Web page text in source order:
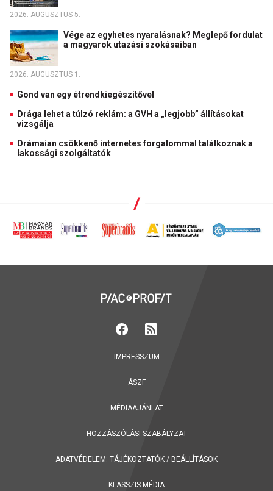
2026. AUGUSZTUS 5.
Vége az egyhetes nyaralásnak? Meglepő fordulat
a magyarok utazási szokásaiban
2026. AUGUSZTUS 1.
Gond van egy étrendkiegészítővel
Drága lehet a túlzó reklám: a GVH a „legjobb” állításokat
vizsgálja
Drámaian csökkenő internetes forgalommal találkoznak a
lakossági szolgáltatók
IMPRESSZUM
ÁSZF
MÉDIAAJÁNLAT
HOZZÁSZÓLÁSI SZABÁLYZAT
ADATVÉDELEM: TÁJÉKOZTATÓK / BEÁLLÍTÁSOK
KLASSZIS MÉDIA